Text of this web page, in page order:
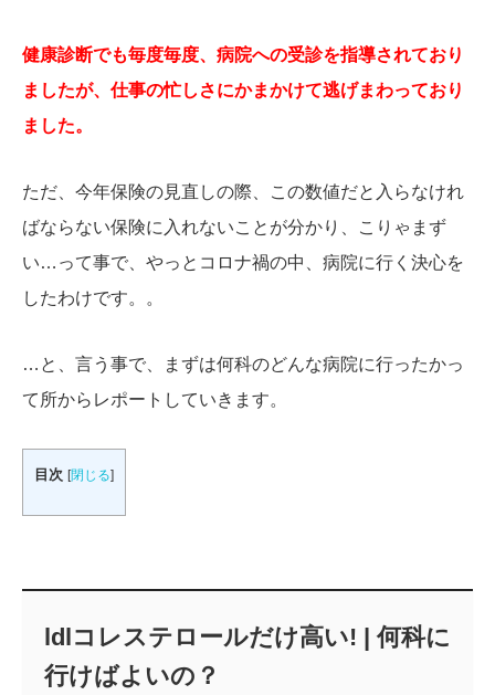
健康診断でも毎度毎度、病院への受診を指導されており
ましたが、仕事の忙しさにかまかけて逃げまわっており
ました。
ただ 、今年保険の見直しの際、この数値だと入らなけれ
ばならない保険に入れないことが分かり、こりゃまず
い…って事で、やっとコロナ禍の中、病院に行く決心を
したわけです。。
…と、言う事で、まずは何科のどんな病院に行ったかっ
て所からレポートしていきます。
目次 [閉じる]
ldlコレステロールだけ高い! | 何科に
行けばよいの？